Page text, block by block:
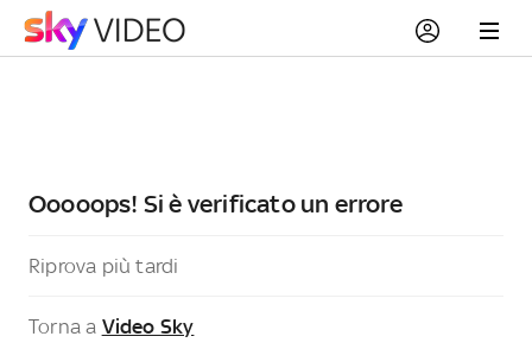
Ooooops! Si è verificato un errore
Riprova più tardi
Torna a Video Sky